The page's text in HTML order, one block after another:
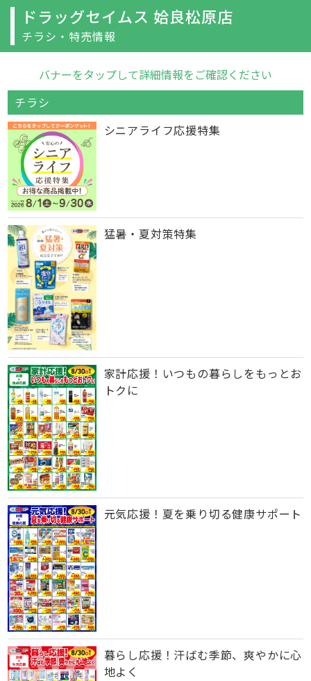
ドラッグセイムス 姶良松原店
チラシ・特売情報
バナーをタップして詳細情報をご確認ください
チラシ
シニアライフ応援特集
猛暑・夏対策特集
家計応援！いつもの暮らしをもっとお
トクに
元気応援！夏を乗り切る健康サポート
暮らし応援！汗ばむ季節、爽やかに心
地よく